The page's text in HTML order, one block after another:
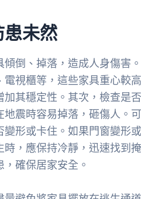
未然
倒、掉落，造成人身傷害
視櫃等，這些家具重心較
其穩定性。其次，檢查是
震時容易掉落，砸傷人。
形或卡住。如果門窗變形
，應保持冷靜，迅速找到
確保居家安全。